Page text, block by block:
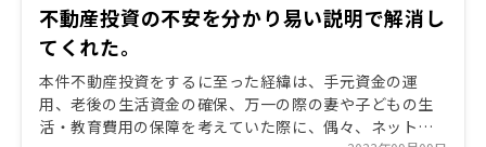
不動産投資の不安を分かり易い説明で解消し
てくれた。
本件不動産投資をするに至った経緯は、手元資金の運
用、老後の生活資金の確保、万一の際の妻や子どもの生
活・教育費用の保障を考えていた際に、偶々、ネット広